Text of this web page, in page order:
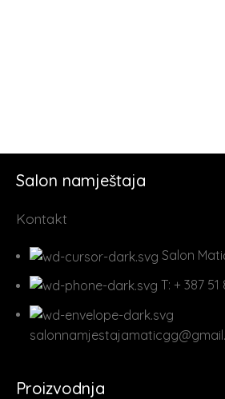
Salon namještaja
Kontakt
Salon
T: + 387
Proizvodnja